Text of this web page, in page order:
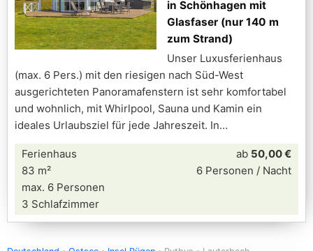
in Schönhagen mit
Glasfaser (nur 140 m
zum Strand)
Unser Luxusferienhaus
(max. 6 Pers.) mit den riesigen nach Süd-West
ausgerichteten Panoramafenstern ist sehr komfortabel
und wohnlich, mit Whirlpool, Sauna und Kamin ein
ideales Urlaubsziel für jede Jahreszeit. In
Ferienhaus
83 m²
max. 6 Personen
3 Schlafzimmer
ab 50,00 €
6 Personen / Nacht